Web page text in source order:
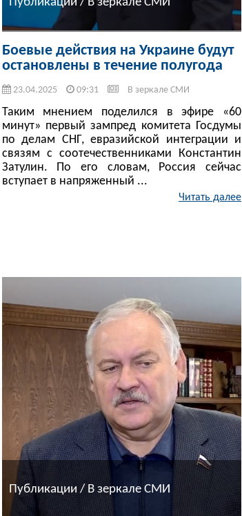
Боевые действия на Украине будут
остановлены в течение полугода
23.04.2025 09:31 В зеркале СМИ
Таким мнением поделился в эфире «60
минут» первый зампред комитета Госдумы
по делам СНГ, евразийской интеграции и
связям с соотечественниками Константин
Затулин. По его словам, Россия сейчас
вступает в напряженный ...
Читать далее
Публикации / В зеркале СМИ